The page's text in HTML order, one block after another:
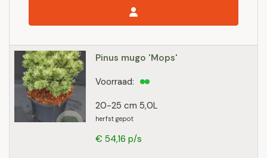
Pinus mugo 'Mops'
20-25 cm 5,0L
herfst gepot
Voorraad:
€ 54,16 p/s